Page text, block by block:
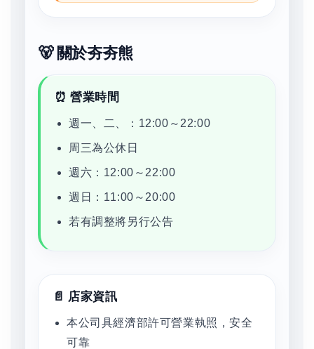
🐻 關於夯夯熊
⏰ 營業時間
週一、二、：12:00～22:00
周三為公休日
週六：12:00～22:00
週日：11:00～20:00
若有調整將另行公告
📄 店家資訊
本公司具經濟部許可營業執照，安全
可靠